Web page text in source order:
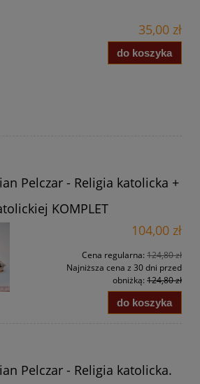
35,00 zł
do koszyka
Pelczar - Religia katolicka +
KOMPLET
104,00 zł
Cena regularna: 124,80 zł
Najniższa cena z 30 dni przed
obniżką: 124,80 zł
do koszyka
Pelczar - Religia katolicka.